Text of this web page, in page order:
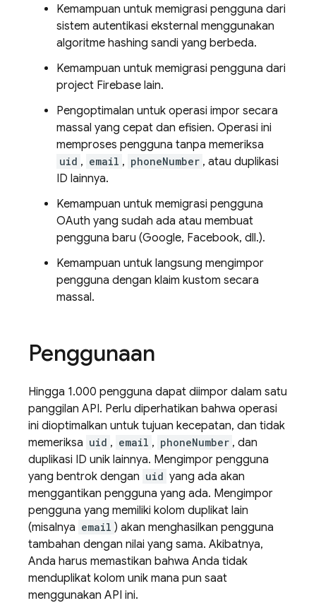
Kemampuan untuk memigrasi pengguna dari
sistem autentikasi eksternal menggunakan
algoritme hashing sandi yang berbeda.
Kemampuan untuk memigrasi pengguna dari
project Firebase lain.
Pengoptimalan untuk operasi impor secara
massal yang cepat dan efisien. Operasi ini
memproses pengguna tanpa memeriksa
uid , email , phoneNumber , atau duplikasi
ID lainnya.
Kemampuan untuk memigrasi pengguna
OAuth yang sudah ada atau membuat
pengguna baru (Google, Facebook, dll.).
Kemampuan untuk langsung mengimpor
pengguna dengan klaim kustom secara
massal.
Penggunaan
Hingga 1.000 pengguna dapat diimpor dalam satu
panggilan API. Perlu diperhatikan bahwa operasi
ini dioptimalkan untuk tujuan kecepatan, dan tidak
memeriksa uid , email , phoneNumber , dan
duplikasi ID unik lainnya. Mengimpor pengguna
yang bentrok dengan uid yang ada akan
menggantikan pengguna yang ada. Mengimpor
pengguna yang memiliki kolom duplikat lain
(misalnya email ) akan menghasilkan pengguna
tambahan dengan nilai yang sama. Akibatnya,
Anda harus memastikan bahwa Anda tidak
menduplikat kolom unik mana pun saat
menggunakan API ini.